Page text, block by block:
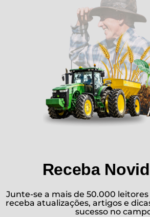
Receba
Junte-se a mais de 50.000
receba atualizações, artigos e
sucesso no